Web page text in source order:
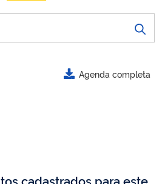
Agenda completa
cadastrados para este